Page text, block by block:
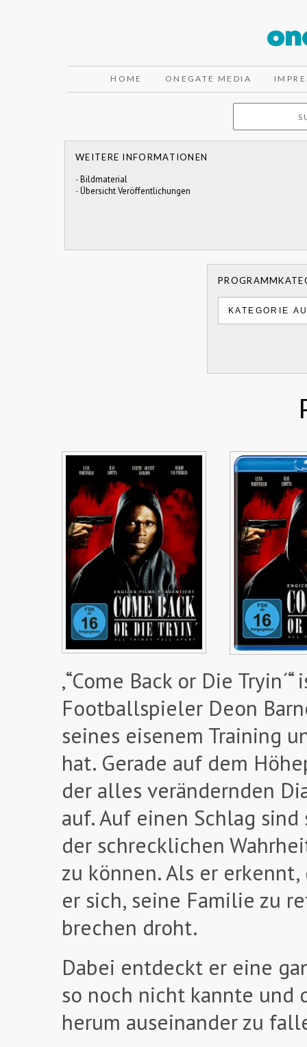
HOME ONEGATE MEDIA
WEITERE INFORMATIONEN
-Bildmaterial
-Übersicht Veröffentlichungen
‚“Come Back or Die
Footballspieler Deon
seines eisenem Training
hat. Gerade auf dem
der alles verändernden
auf. Auf einen Schlag
der schrecklichen
zu können. Als er
er sich, seine Familie zu
brechen droht.
Dabei entdeckt er eine
so noch nicht kannte
herum auseinander zu